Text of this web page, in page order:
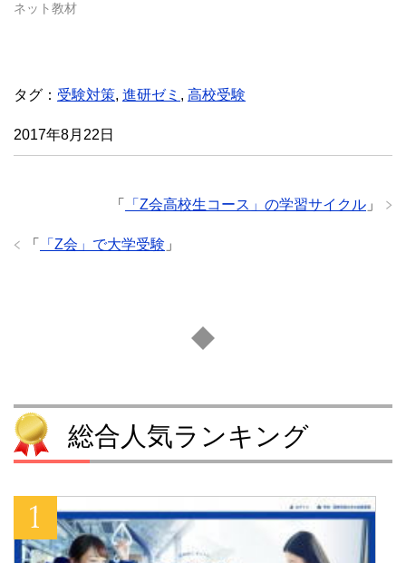
ネット教材
タグ： 受験対策, 進研ゼミ , 高校受験
2017年8月22日
「 「Z会高校生コース」の学習サイクル 」
「 「Z会」で大学受験 」
総合人気ランキング